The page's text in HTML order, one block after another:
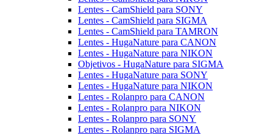
Lentes - CamShield para SONY
Lentes - CamShield para SIGMA
Lentes - CamShield para TAMRON
Lentes - HugaNature para CANON
Lentes - HugaNature para NIKON
Objetivos - HugaNature para SIGMA
Lentes - HugaNature para SONY
Lentes - HugaNature para NIKON
Lentes - Rolanpro para CANON
Lentes - Rolanpro para NIKON
Lentes - Rolanpro para SONY
Lentes - Rolanpro para SIGMA